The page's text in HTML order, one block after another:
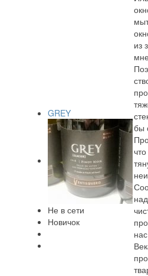
GREY
Не в сети
Новичок
из
бы